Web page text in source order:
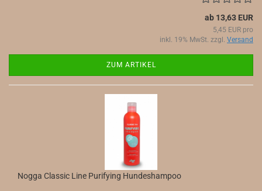
ab 13,63 EUR
5,45 EUR pro
inkl. 19% MwSt. zzgl. Versand
ZUM ARTIKEL
Nogga Classic Line Purifying Hundeshampoo